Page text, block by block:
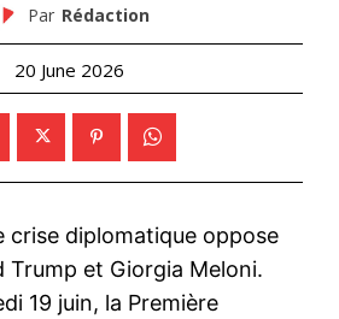
Par Rédaction
20 June 2026
crise diplomatique oppose
Trump et Giorgia Meloni.
19 juin, la Première